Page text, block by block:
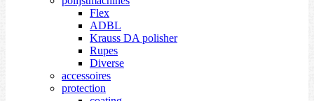
Flex
ADBL
Krauss DA polisher
Rupes
Diverse
accessoires
protection